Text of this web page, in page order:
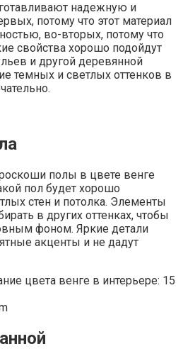
надежную и
потому что этот материал
во-вторых, потому что
свойства хорошо подойдут
и другой деревянной
темных и светлых оттенков в
полы в цвете венге
пол будет хорошо
стен и потолка. Элементы
в других оттенках, чтобы
фоном. Яркие детали
акценты и не дадут